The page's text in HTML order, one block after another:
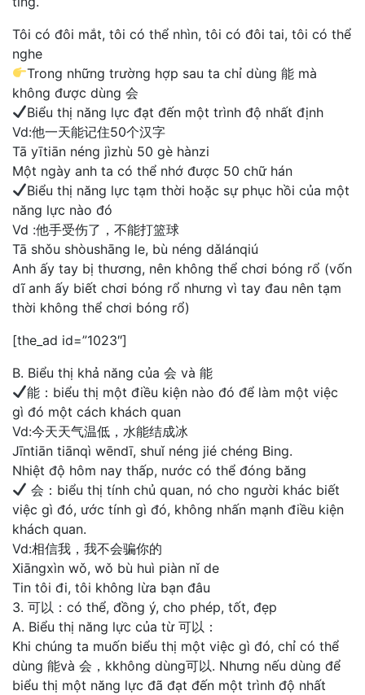
Tôi có đôi mắt, tôi có thể nhìn, tôi có đôi tai, tôi có thể
nghe
Trong những trường hợp sau ta chỉ dùng 能 mà
không được dùng 会
Biểu thị năng lực đạt đến một trình độ nhất định
Vd:他一天能记住50个汉字
Tā yītiān néng jìzhù 50 gè hànzi
Một ngày anh ta có thể nhớ được 50 chữ hán
Biểu thị năng lực tạm thời hoặc sự phục hồi của một
năng lực nào đó
Vd :他手受伤了，不能打篮球
Tā shǒu shòushāng le, bù néng dǎlánqiú
Anh ấy tay bị thương, nên không thể chơi bóng rổ (vốn
dĩ anh ấy biết chơi bóng rổ nhưng vì tay đau nên tạm
thời không thể chơi bóng rổ)
[the_ad id=”1023″]
B. Biểu thị khả năng của 会 và 能
能：biểu thị một điều kiện nào đó để làm một việc
gì đó một cách khách quan
Vd:今天天气温低，水能结成冰
Jīntiān tiānqì wēndī, shuǐ néng jié chéng Bing.
Nhiệt độ hôm nay thấp, nước có thể đóng băng
会：biểu thị tính chủ quan, nó cho người khác biết
việc gì đó, ước tính gì đó, không nhấn mạnh điều kiện
khách quan.
Vd:相信我，我不会骗你的
Xiāngxìn wǒ, wǒ bù huì piàn nǐ de
Tin tôi đi, tôi không lừa bạn đâu
3. 可以：có thể, đồng ý, cho phép, tốt, đẹp
A. Biểu thị năng lực của từ 可以：
Khi chúng ta muốn biểu thị một việc gì đó, chỉ có thể
dùng 能và 会，kkhông dùng可以. Nhưng nếu dùng để
biểu thị một năng lực đã đạt đến một trình độ nhất